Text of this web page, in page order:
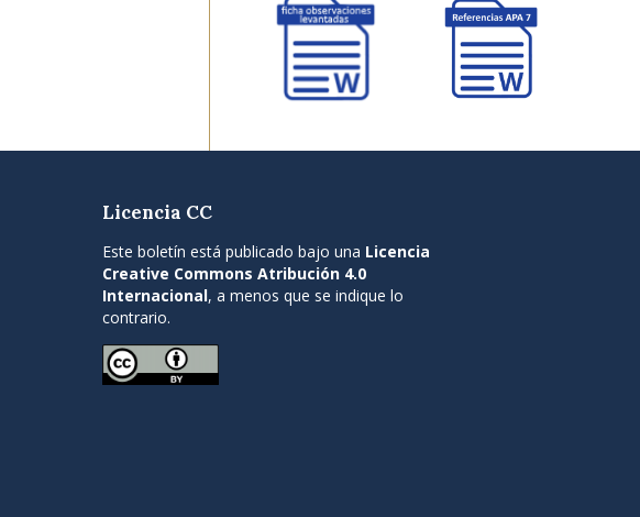
Licencia CC
Este boletín está publicado bajo una Licencia
Creative Commons Atribución 4.0
Internacional, a menos que se indique lo
contrario.